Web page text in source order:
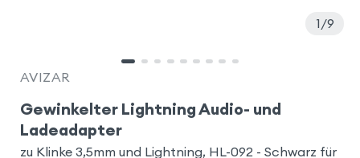
1 9
AVIZAR
Gewinkelter Lightning Audio- und
Ladeadapter
zu Klinke 3,5mm und Lightning, HL-092 - Schwarz für